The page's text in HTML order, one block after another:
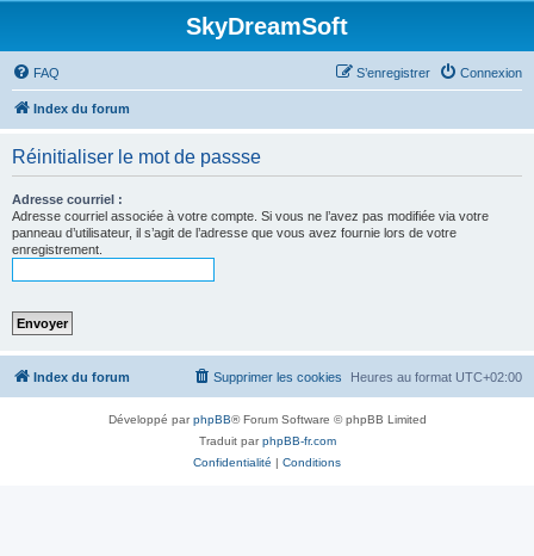
SkyDreamSoft
FAQ Connexion
S’enregistrer
Index du forum
Réinitialiser le mot de passse
Adresse courriel :
Adresse courriel associée à votre compte. Si vous ne l’avez pas modifiée via votre
panneau d’utilisateur, il s’agit de l’adresse que vous avez fournie lors de votre
enregistrement.
Index du forum Heures au format UTC+02:00
Supprimer les cookies
Développé parphpBB® Forum Software © phpBB Limited
Traduit parphpBB-fr.com
Confidentialité | Conditions